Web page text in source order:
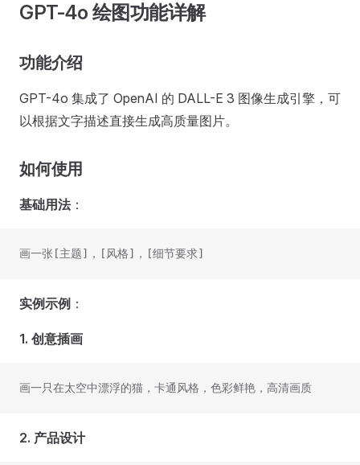
GPT-4o 绘图功能详解
功能介绍
GPT-4o 集成了 OpenAI 的 DALL-E 3 图像生成引擎，可
以根据文字描述直接生成高质量图片。
如何使用
基础用法：
画一张[主题]，[风格]，[细节要求]
实例示例 ：
1. 创意插画
画一只在太空中漂浮的猫，卡通风格，色彩鲜艳，高清画质
2. 产品设计